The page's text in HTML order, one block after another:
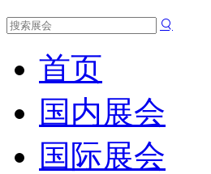
首页
国内展会
国际展会